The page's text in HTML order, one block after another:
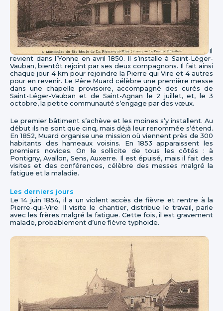
Il
revient dans l’Yonne en avril 1850. Il s’installe à Saint-Léger-
Vauban, bientôt rejoint par ses deux compagnons. Il fait ainsi
chaque jour 4 km pour rejoindre la Pierre qui Vire et 4 autres
pour en revenir. Le Père Muard célèbre une première messe
dans une chapelle provisoire, accompagné des curés de
Saint-Léger-Vauban et de Saint-Agnan le 2 juillet, et, le 3
octobre, la petite communauté s’engage par des vœux.
Le premier bâtiment s’achève et les moines s’y installent. Au
début ils ne sont que cinq, mais déjà leur renommée s’étend.
En 1852, Muard organise une mission où viennent près de 300
habitants des hameaux voisins. En 1853 apparaissent les
premiers novices. On le sollicite de tous les côtés : à
Pontigny, Avallon, Sens, Auxerre. Il est épuisé, mais il fait des
visites et des conférences, célèbre des messes malgré la
fatigue et la maladie.
Les derniers jours
Le 14 juin 1854, il a un violent accès de fièvre et rentre à la
Pierre-qui-Vire. Il visite le chantier, distribue le travail, parle
avec les frères malgré la fatigue. Cette fois, il est gravement
malade, probablement d’une fièvre typhoïde.